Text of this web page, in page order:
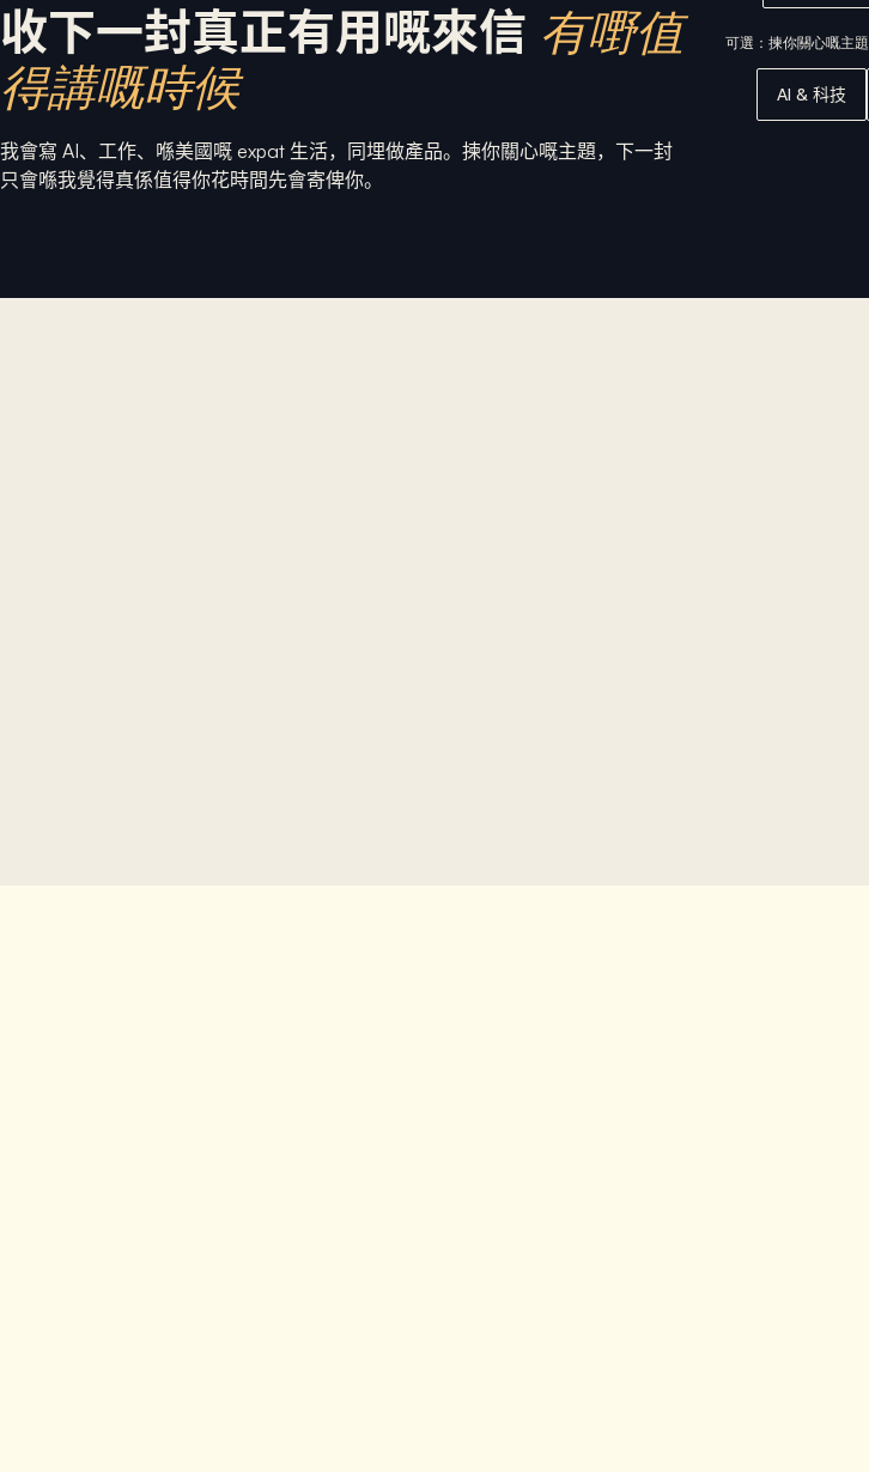
收下一封真正有用嘅來信 有嘢值
得講嘅時候
我會寫 AI、工作、喺美國嘅 expat 生活，同埋做產品。揀你關心嘅主題，下一封
只會喺我覺得真係值得你花時間先會寄俾你。
可選：揀你關心嘅主題
AI & 科技